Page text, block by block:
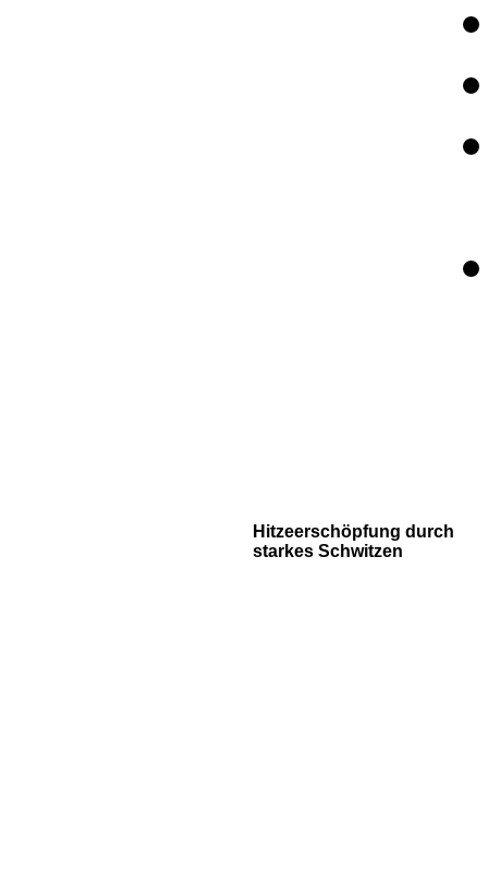
Hitzeerschöpfung durch
starkes Schwitzen